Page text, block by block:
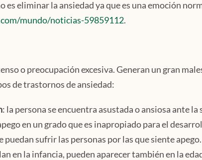
eliminar la ansiedad ya que es una emoción
mundo/noticias-59859112.
o preocupación excesiva. Generan un gran
de trastornos de ansiedad:
: la persona se encuentra asustada o ansiosa ante la
en un grado que es inapropiado para el
sufrir las personas por las que siente
en la infancia, pueden aparecer también en la